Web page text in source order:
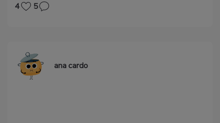
4 5
ana cardo